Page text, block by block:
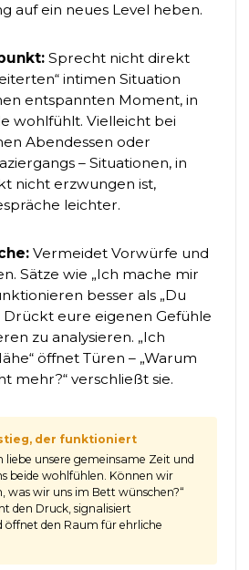
auf ein neues Level heben.
Sprecht nicht direkt
intimen Situation
entspannten Moment, in
wohlfühlt. Vielleicht bei
Abendessen oder
– Situationen, in
nicht erzwungen ist,
leichter.
Vermeidet Vorwürfe und
Sätze wie „Ich mache mir
besser als „Du
Drückt eure eigenen Gefühle
zu analysieren. „Ich
öffnet Türen – „Warum
mehr?“ verschließt sie.
der funktioniert
liebe unsere gemeinsame Zeit und
beide wohlfühlen. Können wir
was wir uns im Bett wünschen?“
den Druck, signalisiert
öffnet den Raum für ehrliche